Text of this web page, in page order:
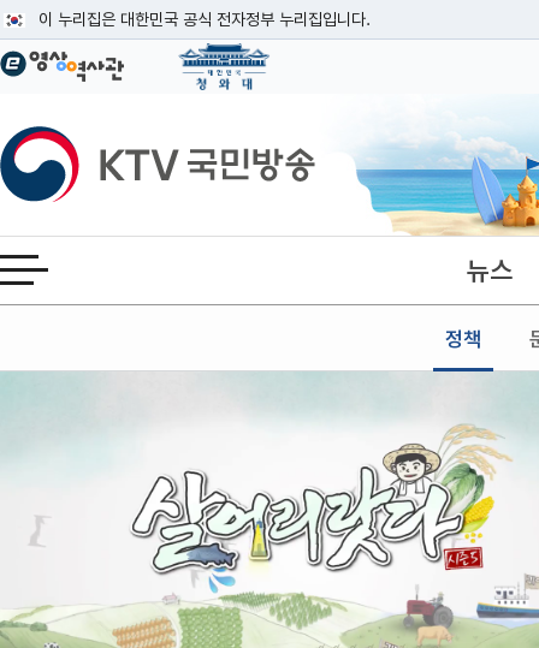
이 누리집은 대한민국 공식 전자정부 누리집입니다.
공식 누리집 주소 확인하기
이밖에 or.kr 또는 .kr등 다른 도메인 주소를 사용하고 있다면 아래 URL에서
운영중인 공식 누리집보기
KTV국민방송
전체메뉴 열기 뉴스
정책
본문